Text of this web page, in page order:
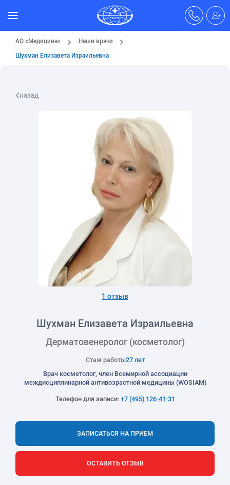
АО «Медицина»
Наши врачи
Шухман Елизавета Израильевна
назад
1 отзыв
Шухман Елизавета Израильевна
Дерматовенеролог (косметолог)
Стаж работы27 лет
Врач косметолог, член Всемирной ассоциации
междисциплинарной антивозрастной медицины (WOSIAM)
Телефон для записи:+7 (495) 126-41-31
ЗАПИСАТЬСЯ НА ПРИЕМ
ОСТАВИТЬ ОТЗЫВ